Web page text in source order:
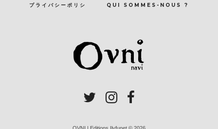
プライバシーポリシ QUI SOMMES-NOUS ?
OVNI | Editions Ilyfunet © 2026